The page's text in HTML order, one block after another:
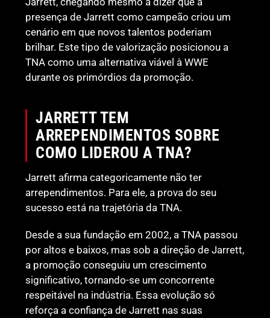
presença de Jarrett como campeão criou um
cenário em que novos talentos poderiam
brilhar. Este tipo de valorização posicionou a
TNA como uma alternativa viável à WWE
durante os primórdios da promoção.
JARRETT TEM
ARREPENDIMENTOS SOBRE
COMO LIDEROU A TNA?
Jarrett afirma categoricamente não ter
arrependimentos. Para ele, a prova do seu
sucesso está na trajetória da TNA.
Desde a sua fundação em 2002, a TNA passou
por altos e baixos, mas sob a direção de Jarrett,
a promoção conseguiu um crescimento
significativo, tornando-se um concorrente
respeitável na indústria. Essa evolução só
reforça a confiança de Jarrett nas suas